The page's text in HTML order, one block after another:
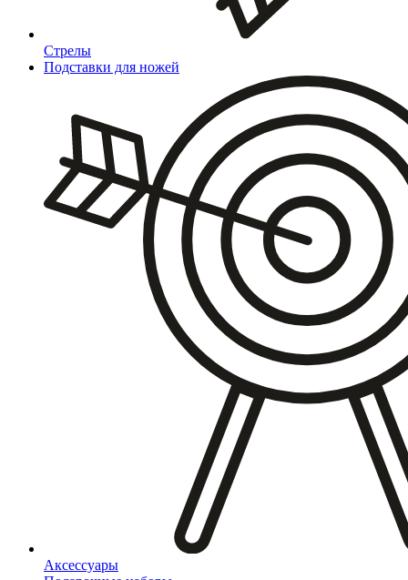
Стрелы
Подставки для ножей
Аксессуары